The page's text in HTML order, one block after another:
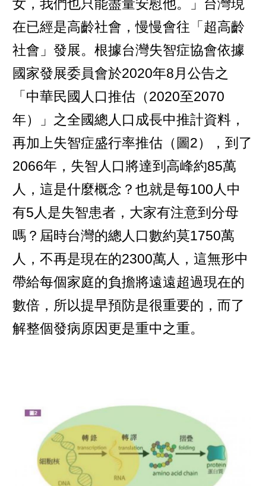
女，我們也只能盡量安慰他。」台灣現
在已經是高齡社會，慢慢會往「超高齡
社會」發展。根據台灣失智症協會依據
國家發展委員會於2020年8月公告之
「中華民國人口推估（2020至2070
年）」之全國總人口成長中推計資料，
再加上失智症盛行率推估（圖2），到了
2066年，失智人口將達到高峰約85萬
人，這是什麼概念？也就是每100人中
有5人是失智患者，大家有注意到分母
嗎？屆時台灣的總人口數約莫1750萬
人，不再是現在的2300萬人，這無形中
帶給每個家庭的負擔將遠遠超過現在的
數倍，所以提早預防是很重要的，而了
解整個發病原因更是重中之重。